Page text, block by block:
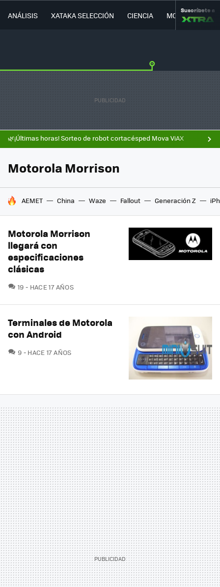
ANÁLISIS XATAKA SELECCIÓN CIENCIA MOVILIDAD
Suscríbete a
🌿¡Últimas horas! Sorteo de robot cortacésped Mova ViAX
Motorola Morrison
HOY SE HABLA DE
AEMET China Waze Fallout Generación Z
Motorola Morrison
llegará con
especificaciones
clásicas
19 COMENTARIOS
HACE 17 AÑOS
Terminales de Motorola
con Android
9 COMENTARIOS
HACE 17 AÑOS